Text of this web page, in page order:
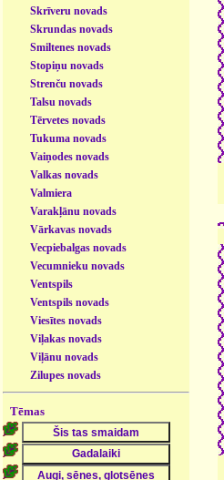
Skrīveru novads
Skrundas novads
Smiltenes novads
Stopiņu novads
Strenču novads
Talsu novads
Tērvetes novads
Tukuma novads
Vaiņodes novads
Valkas novads
Valmiera
Varakļānu novads
Vārkavas novads
Vecpiebalgas novads
Vecumnieku novads
Ventspils
Ventspils novads
Viesītes novads
Viļakas novads
Viļānu novads
Zilupes novads
Tēmas